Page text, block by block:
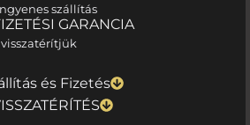
szállítás
GARANCIA
és Fizetés